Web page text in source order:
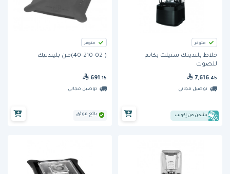
متوفر
خلاط بلنديتك ستيلث بكاتم
للصوت
7,616.45
توصيل مجاني
يشحن من إكويب
متوفر
( 40-210-02)من بليندتيك
691 .15
توصيل مجاني
بائع موثق